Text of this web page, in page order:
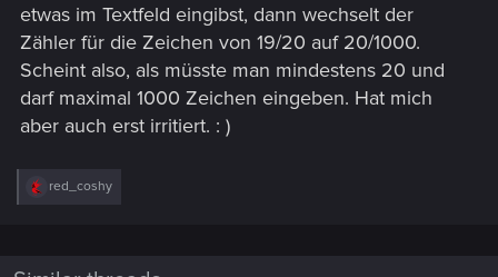
doch eine (vielleicht lange) genau beschreibung des
problems machen...
aber z.Z. nüscht
was ist da los?
etwas im Textfeld eingibst, dann wechselt der
Zähler für die Zeichen von 19/20 auf 20/1000.
Scheint also, als müsste man mindestens 20 und
darf maximal 1000 Zeichen eingeben. Hat mich
aber auch erst irritiert. : )
R
i
red_coshy